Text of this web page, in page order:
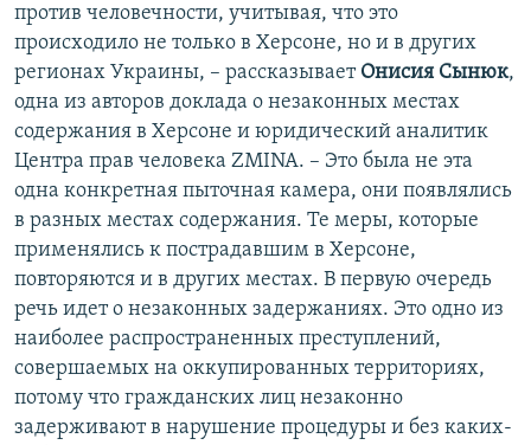
против человечности, учитывая, что это
происходило не только в Херсоне, но и в других
регионах Украины, – рассказывает Онисия Сынюк,
одна из авторов доклада о незаконных местах
содержания в Херсоне и юридический аналитик
Центра прав человека ZMINA. – Это была не эта
одна конкретная пыточная камера, они появлялись
в разных местах содержания. Те меры, которые
применялись к пострадавшим в Херсоне,
повторяются и в других местах. В первую очередь
речь идет о незаконных задержаниях. Это одно из
наиболее распространенных преступлений,
совершаемых на оккупированных территориях,
потому что гражданских лиц незаконно
задерживают в нарушение процедуры и без каких-